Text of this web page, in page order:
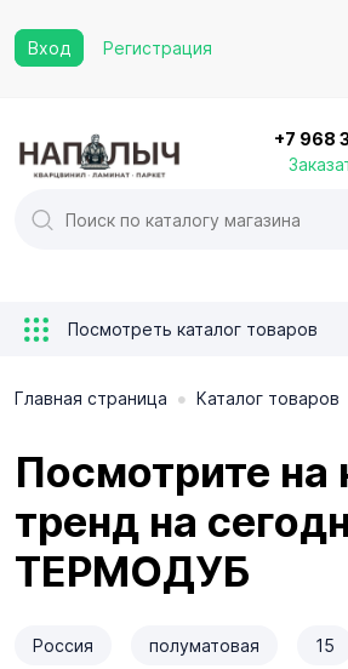
Вход Регистрация
+7 968
Посмотреть каталог товаров
Главная страница • Каталог товаров
Посмотрите на
тренд на
ТЕРМОДУБ
Россия полуматовая 15